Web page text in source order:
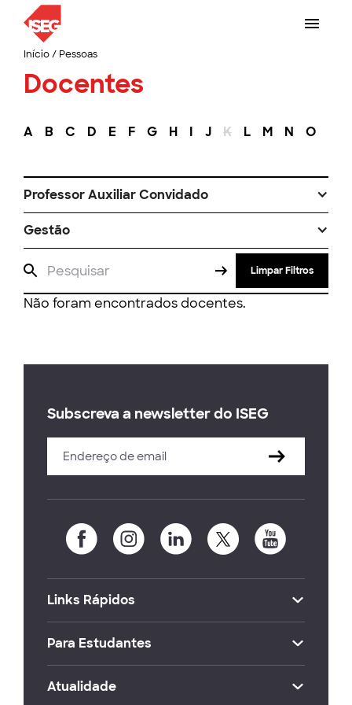
Início/ Pessoas
Docentes
A B C D E F G H I J K L M N O
Professor Auxiliar Convidado
Gestão
Limpar Filtros
Não foram encontrados docentes.
Subscreva a newsletter do ISEG
Links Rápidos
Para Estudantes
Atualidade